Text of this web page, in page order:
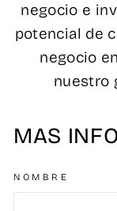
negocio e
potencial de
negocio
nuestro
MAS
NOMBRE